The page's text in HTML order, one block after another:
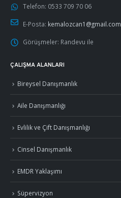
Telefon: 0533 709 70 06
E-Posta: kemalozcan1@gmail.com
Görüşmeler: Randevu ile
ÇALIŞMA ALANLARI
Bireysel Danışmanlık
Aile Danışmanlığı
Evlilik ve Çift Danışmanlığı
Cinsel Danışmanlık
EMDR Yaklaşımı
Süpervizyon